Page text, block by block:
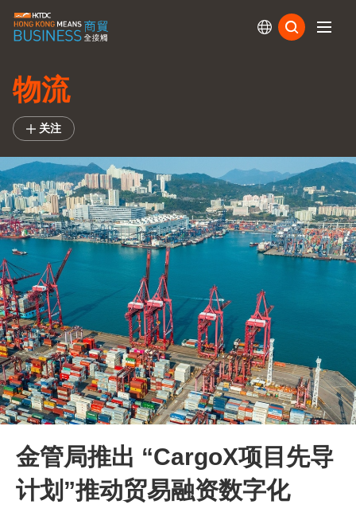
物流
关注
金管局推出 “CargoX项目先导
计划”推动贸易融资数字化